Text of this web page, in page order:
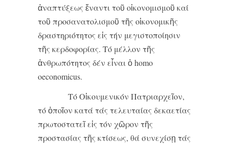
ἀναπτύξεως ἔναντι τοῦ οἰκονομισμοῦ καί
τοῦ προσανατολισμοῦ τῆς οἰκονομικῆς
δραστηριότητος εἰς τήν μεγιστοποίησιν
τῆς κερδοφορίας. Τό μέλλον τῆς
ἀνθρωπότητος δέν εἶναι ὁ homo
oeconomicus.
Τό Οἰκουμενικόν Πατριαρχεῖον,
τό ὁποῖον κατά τάς τελευταίας δεκαετίας
πρωτοστατεῖ εἰς τόν χῶρον τῆς
προστασίας τῆς κτίσεως, θά συνεχίσῃ τάς